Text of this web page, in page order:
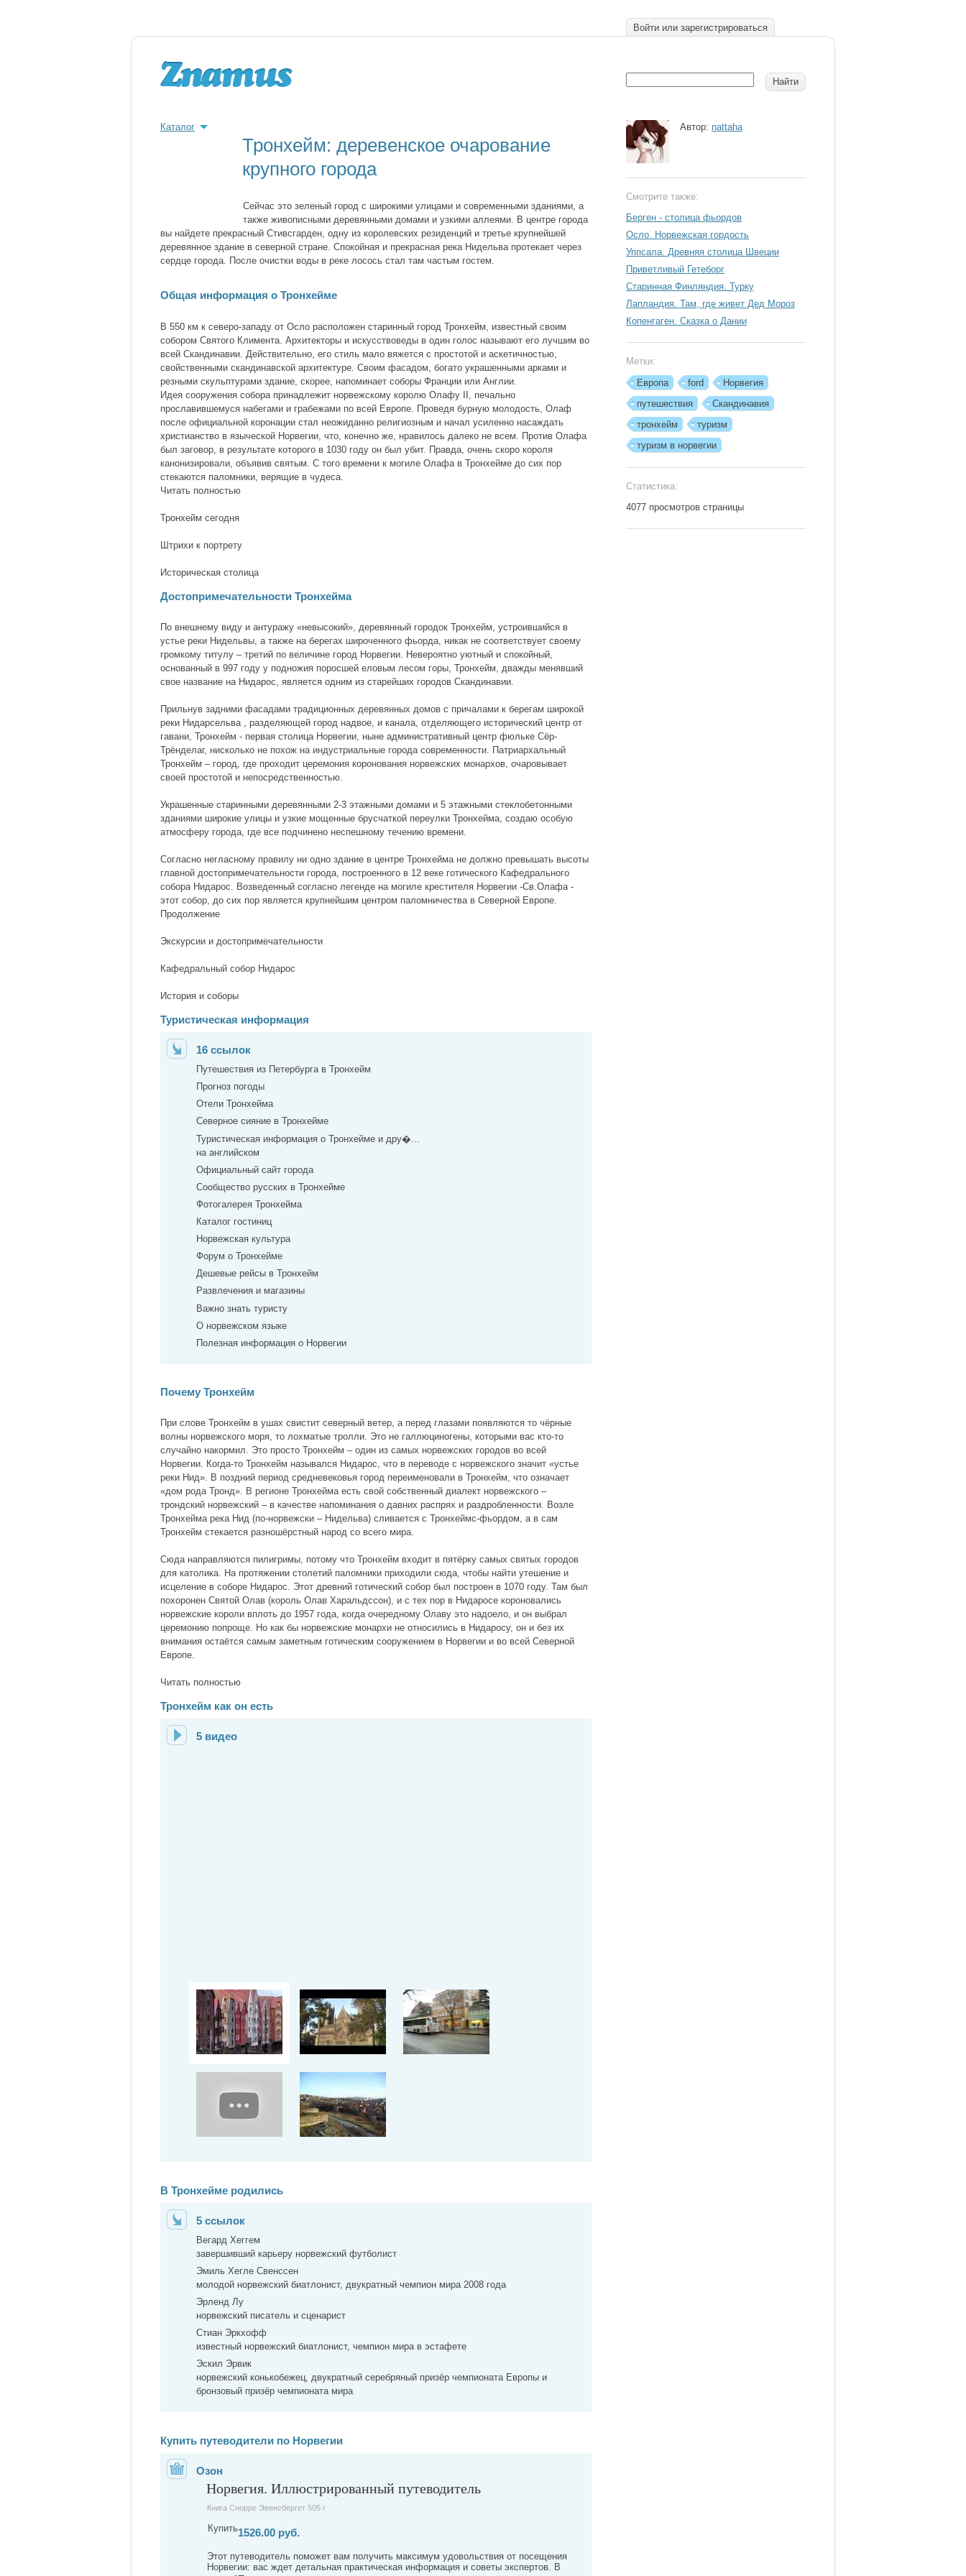
Войти или зарегистрироваться
Каталог
Тронхейм: деревенское очарование
крупного города
Сейчас это зеленый город с широкими улицами и современными зданиями, а
также живописными деревянными домами и узкими аллеями. В центре города
вы найдете прекрасный Стивсгарден, одну из королевских резиденций и третье крупнейшей
деревянное здание в северной стране. Спокойная и прекрасная река Нидельва протекает через
сердце города. После очистки воды в реке лосось стал там частым гостем.
Общая информация о Тронхейме
В 550 км к северо-западу от Осло расположен старинный город Тронхейм, известный своим
собором Святого Климента. Архитекторы и искусствоведы в один голос называют его лучшим во
всей Скандинавии. Действительно, его стиль мало вяжется с простотой и аскетичностью,
свойственными скандинавской архитектуре. Своим фасадом, богато украшенными арками и
резными скульптурами здание, скорее, напоминает соборы Франции или Англии.
Идея сооружения собора принадлежит норвежскому королю Олафу II, печально
прославившемуся набегами и грабежами по всей Европе. Проведя бурную молодость, Олаф
после официальной коронации стал неожиданно религиозным и начал усиленно насаждать
христианство в языческой Норвегии, что, конечно же, нравилось далеко не всем. Против Олафа
был заговор, в результате которого в 1030 году он был убит. Правда, очень скоро короля
канонизировали, объявив святым. С того времени к могиле Олафа в Тронхейме до сих пор
стекаются паломники, верящие в чудеса.
Читать полностью
Тронхейм сегодня
Штрихи к портрету
Историческая столица
Достопримечательности Тронхейма
По внешнему виду и антуражу «невысокий», деревянный городок Тронхейм, устроившийся в
устье реки Нидельвы, а также на берегах широченного фьорда, никак не соответствует своему
громкому титулу – третий по величине город Норвегии. Невероятно уютный и спокойный,
основанный в 997 году у подножия поросшей еловым лесом горы, Тронхейм, дважды менявший
свое название на Нидарос, является одним из старейших городов Скандинавии.
Прильнув задними фасадами традиционных деревянных домов с причалами к берегам широкой
реки Нидарсельва , разделяющей город надвое, и канала, отделяющего исторический центр от
гавани, Тронхейм - первая столица Норвегии, ныне административный центр фюльке Сёр-
Трёнделаг, нисколько не похож на индустриальные города современности. Патриархальный
Тронхейм – город, где проходит церемония коронования норвежских монархов, очаровывает
своей простотой и непосредственностью.
Украшенные старинными деревянными 2-3 этажными домами и 5 этажными стеклобетонными
зданиями широкие улицы и узкие мощенные брусчаткой переулки Тронхейма, создаю особую
атмосферу города, где все подчинено неспешному течению времени.
Согласно негласному правилу ни одно здание в центре Тронхейма не должно превышать высоты
главной достопримечательности города, построенного в 12 веке готического Кафедрального
собора Нидарос. Возведенный согласно легенде на могиле крестителя Норвегии -Св.Олафа -
этот собор, до сих пор является крупнейшим центром паломничества в Северной Европе.
Продолжение
Экскурсии и достопримечательности
Кафедральный собор Нидарос
История и соборы
Туристическая информация
16 ссылок
Путешествия из Петербурга в Тронхейм
Прогноз погоды
Отели Тронхейма
Северное сияние в Тронхейме
Туристическая информация о Тронхейме и дру�...
на английском
Официальный сайт города
Сообщество русских в Тронхейме
Фотогалерея Тронхейма
Каталог гостиниц
Норвежская культура
Форум о Тронхейме
Дешевые рейсы в Тронхейм
Развлечения и магазины
Важно знать туристу
О норвежском языке
Полезная информация о Норвегии
Почему Тронхейм
При слове Тронхейм в ушах свистит северный ветер, а перед глазами появляются то чёрные
волны норвежского моря, то лохматые тролли. Это не галлюциногены, которыми вас кто-то
случайно накормил. Это просто Тронхейм – один из самых норвежских городов во всей
Норвегии. Когда-то Тронхейм назывался Нидарос, что в переводе с норвежского значит «устье
реки Нид». В поздний период средневековья город переименовали в Тронхейм, что означает
«дом рода Тронд». В регионе Тронхейма есть свой собственный диалект норвежского –
трондский норвежский – в качестве напоминания о давних распрях и раздробленности. Возле
Тронхейма река Нид (по-норвежски – Нидельва) сливается с Тронхеймс-фьордом, а в сам
Тронхейм стекается разношёрстный народ со всего мира.
Сюда направляются пилигримы, потому что Тронхейм входит в пятёрку самых святых городов
для католика. На протяжении столетий паломники приходили сюда, чтобы найти утешение и
исцеление в соборе Нидарос. Этот древний готический собор был построен в 1070 году. Там был
похоронен Святой Олав (король Олав Харальдссон), и с тех пор в Нидаросе короновались
норвежские короли вплоть до 1957 года, когда очередному Олаву это надоело, и он выбрал
церемонию попроще. Но как бы норвежские монархи не относились в Нидаросу, он и без их
внимания остаётся самым заметным готическим сооружением в Норвегии и во всей Северной
Европе.
Читать полностью
Тронхейм как он есть
5 видео
В Тронхейме родились
5 ссылок
Вегард Хеггем
завершивший карьеру норвежский футболист
Эмиль Хегле Свенссен
молодой норвежский биатлонист, двукратный чемпион мира 2008 года
Эрленд Лу
норвежский писатель и сценарист
Стиан Эркхофф
известный норвежский биатлонист, чемпион мира в эстафете
Эскил Эрвик
норвежский конькобежец, двукратный серебряный призёр чемпионата Европы и
бронзовый призёр чемпионата мира
Купить путеводители по Норвегии
Озон
Норвегия. Иллюстрированный путеводитель
Книга Снорре Эвенсбергет 505 г
Купить1526.00 руб.
Этот путеводитель поможет вам получить максимум удовольствия от посещения
Норвегии: вас ждет детальная практическая информация и советы экспертов. В
Автор: nattaha
Смотрите также:
Берген - столица фьордов
Осло. Норвежская гордость
Уппсала. Древняя столица Швеции
Приветливый Гетеборг
Старинная Финляндия. Турку
Лапландия. Там, где живет Дед Мороз
Копенгаген. Сказка о Дании
Метки:
Европа
ford
Норвегия
путешествия
Скандинавия
тронхейм
туризм
туризм в норвегии
Статистика:
4077 просмотров страницы